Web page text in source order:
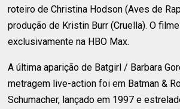
roteiro de Christina Hodson (Aves de
produção de Kristin Burr (Cruella). O
exclusivamente na HBO Max.
A última aparição de Batgirl / Barbara
metragem live-action foi em Batman &
Schumacher, lançado em 1997 e